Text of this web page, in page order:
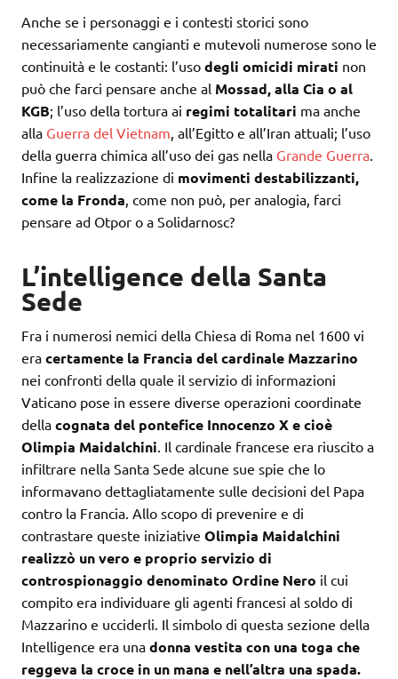
Anche se i personaggi e i contesti storici sono
necessariamente cangianti e mutevoli numerose sono le
continuità e le costanti: l’uso degli omicidi mirati non
può che farci pensare anche al Mossad, alla Cia o al
KGB; l’uso della tortura ai regimi totalitari ma anche
alla Guerra del Vietnam, all’Egitto e all’Iran attuali; l’uso
della guerra chimica all’uso dei gas nella Grande Guerra.
Infine la realizzazione di movimenti destabilizzanti,
come la Fronda, come non può, per analogia, farci
pensare ad Otpor o a Solidarnosc?
L’intelligence della Santa
Sede
Fra i numerosi nemici della Chiesa di Roma nel 1600 vi
era certamente la Francia del cardinale Mazzarino
nei confronti della quale il servizio di informazioni
Vaticano pose in essere diverse operazioni coordinate
della cognata del pontefice Innocenzo X e cioè
Olimpia Maidalchini . Il cardinale francese era riuscito a
infiltrare nella Santa Sede alcune sue spie che lo
informavano dettagliatamente sulle decisioni del Papa
contro la Francia. Allo scopo di prevenire e di
contrastare queste iniziative Olimpia Maidalchini
realizzò un vero e proprio servizio di
controspionaggio denominato Ordine Nero il cui
compito era individuare gli agenti francesi al soldo di
Mazzarino e ucciderli. Il simbolo di questa sezione della
Intelligence era una donna vestita con una toga che
reggeva la croce in un mana e nell’altra una spada.